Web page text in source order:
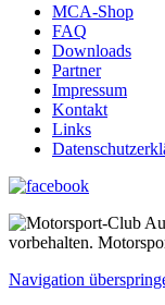
MCA-Shop
FAQ
Downloads
Partner
Impressum
Kontakt
Links
vorbehalten.
Navigation